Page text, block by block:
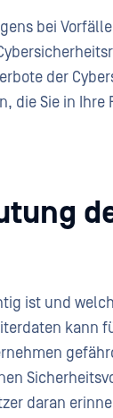
bei
der
die Sie in
ist und
kann
daran